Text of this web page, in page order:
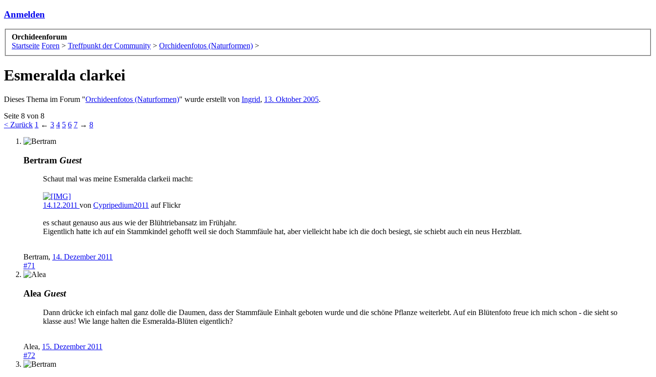
Anmelden
Orchideenforum
Startseite Foren > Treffpunkt der Community > Orchideenfotos (Naturformen) >
Esmeralda clarkei
Dieses Thema im Forum "Orchideenfotos (Naturformen)" wurde erstellt von Ingrid, 13. Oktober 2005.
Seite 8 von 8
< Zurück 1 ← 3 4 5 6 7 → 8
Bertram Guest
Schaut mal was meine Esmeralda clarkeii macht:
14.12.2011 von Cypripedium2011 auf Flickr
es schaut genauso aus aus wie der Blühtriebansatz im Frühjahr.
Eigentlich hatte ich auf ein Stammkindel gehofft weil sie doch Stammfäule hat, aber vielleicht habe ich die doch besiegt, sie schiebt auch ein neus Herzblatt.
Bertram, 14. Dezember 2011
#71
Alea Guest
Dann drücke ich einfach mal ganz dolle die Daumen, dass der Stammfäule Einhalt geboten wurde und die schöne Pflanze weiterlebt. Auf ein Blütenfoto freue ich mich schon - die sieht so
klasse aus! Wie lange halten die Esmeralda-Blüten eigentlich?
Alea, 15. Dezember 2011
#72